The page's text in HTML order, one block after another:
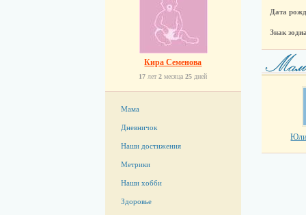
Кира Семенова
17 лет2 месяца25 дней
Мама
Дневничок
Наши достижения
Метрики
Наши хобби
Здоровье
Дата
Знак